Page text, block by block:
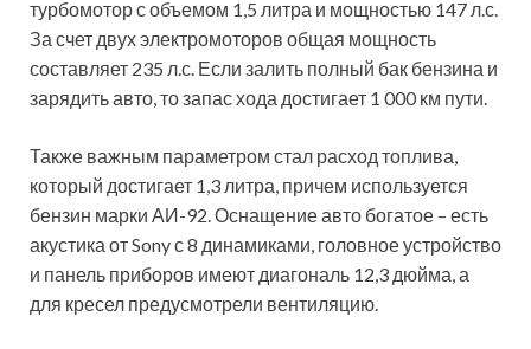
турбомотор с объемом 1,5 литра и мощностью 147 л.с.
За счет двух электромоторов общая мощность
составляет 235 л.с. Если залить полный бак бензина и
зарядить авто, то запас хода достигает 1 000 км пути.
Также важным параметром стал расход топлива,
который достигает 1,3 литра, причем используется
бензин марки АИ-92. Оснащение авто богатое – есть
акустика от Sony с 8 динамиками, головное устройство
и панель приборов имеют диагональ 12,3 дюйма, а
для кресел предусмотрели вентиляцию.